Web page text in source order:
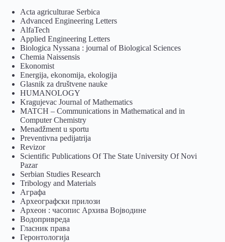
Acta agriculturae Serbica
Advanced Engineering Letters
AlfaTech
Applied Engineering Letters
Biologica Nyssana : journal of Biological Sciences
Chemia Naissensis
Ekonomist
Energija, ekonomija, ekologija
Glasnik za društvene nauke
HUMANOLOGY
Kragujevac Journal of Mathematics
MATCH – Communications in Mathematical and in
Computer Chemistry
Menadžment u sportu
Preventivna pedijatrija
Revizor
Scientific Publications Of The State University Of Novi
Pazar
Serbian Studies Research
Tribology and Materials
Аграфа
Археографски прилози
Археон : часопис Архива Војводине
Водопривреда
Гласник права
Геронтологија